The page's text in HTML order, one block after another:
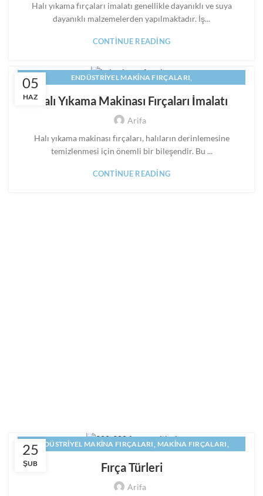
Halı yıkama fırçaları imalatı genellikle dayanıklı ve suya
dayanıklı malzemelerden yapılmaktadır. İş...
CONTINUE READING
05
HAZ
ENDÜSTRIYEL MAKINA FIRÇALARI,
MAKINA FIRÇALARI,MAKINE FIRÇALARI,PANEL FIRÇA,
SILINDIR FIRÇA
Halı Yıkama Makinası Fırçaları İmalatı
Arifa
Halı yıkama makinası fırçaları, halıların derinlemesine
temizlenmesi için önemli bir bileşendir. Bu ...
CONTINUE READING
25
ŞUB
ENDÜSTRIYEL MAKINA FIRÇALARI, MAKINA FIRÇALARI,
Fırça Türleri
Arifa